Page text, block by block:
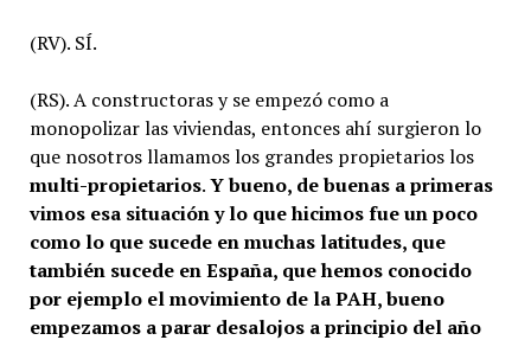
(RV). SÍ.
(RS). A constructoras y se empezó como a
monopolizar las viviendas, entonces ahí surgieron lo
que nosotros llamamos los grandes propietarios los
multi-propietarios.Y bueno, de buenas a primeras
vimos esa situación y lo que hicimos fue un poco
como lo que sucede en muchas latitudes, que
también sucede en España, que hemos conocido
por ejemplo el movimiento de la PAH, bueno
empezamos a parar desalojos a principio del año